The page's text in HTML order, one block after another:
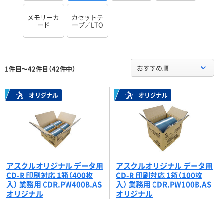
メモリーカ
ード
カセットテ
ープ／LTO
1件目～42件目（42件中） おすすめ順
オリジナル
アスクルオリジナル データ用
CD-R 印刷対応 1箱（400枚
入） 業務用 CDR.PW400B.AS
オリジナル
オリジナル
アスクルオリジナル データ用
CD-R 印刷対応 1箱（100枚
入） 業務用 CDR.PW100B.AS
オリジナル